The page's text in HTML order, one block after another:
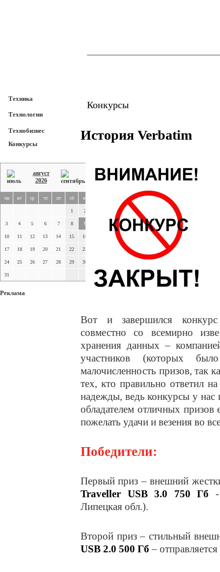
Техника
Технологии
Технобизнес
Конкурсы
август
2026
пн вт ср чт пт сб вс
1 2
3 4 5 6 7 8 9
10 11 12 13 14 15 16
17 18 19 20 21 22 23
24 25 26 27 28 29 30
31
Реклама
Конкурсы
История Verbatim
Вот и завершился
совместно со всемирно
хранения данных –
участников (которых
малочисленность призов, так
тех, кто правильно ответил
надежды, ведь конкурсы у нас
обладателем отличных
пожелать удачи и везения во
Победители:
Первый приз – внешний
Traveller USB 3.0 750 Гб
Липецкая обл.).
Второй приз – стильный
USB 2.0 500 Гб – отправляется